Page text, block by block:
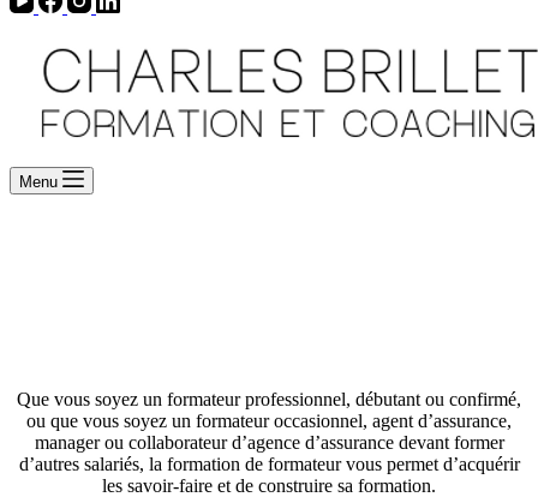
Menu
Que vous soyez un formateur professionnel, débutant ou confirmé,
ou que vous soyez un formateur occasionnel, agent d’assurance,
manager ou collaborateur d’agence d’assurance devant former
d’autres salariés, la formation de formateur vous permet d’acquérir
les savoir-faire et de construire sa formation.